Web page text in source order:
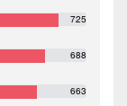
725
688
663